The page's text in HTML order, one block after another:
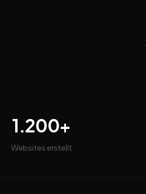
1.200+
Websites erstellt